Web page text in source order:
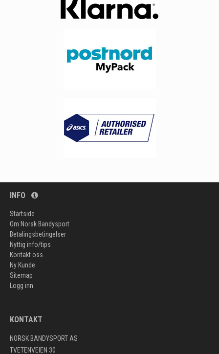
INFO
Startside
Om Norsk Bandysport
Betalingsbetingelser
Nyttig info/tips
Kontakt oss
Ny Kunde
Sitemap
Logg inn
KONTAKT
NORSK BANDYSPORT AS
TVETENVEIEN 30